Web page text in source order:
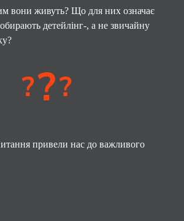
вони живуть? Що для них означає
детейлінг-, а не звичайну
привели нас до важливого